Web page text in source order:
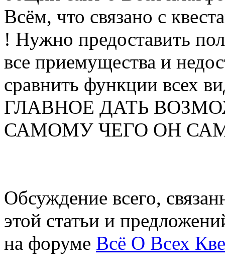
Всём, что связано с
! Нужно предоставить
все приемущества и
сравнить функции всех
ГЛАВНОЕ ДАТЬ
САМОМУ ЧЕГО ОН САМ
Обсуждение всего,
этой статьи и
на форуме Всё О Всех